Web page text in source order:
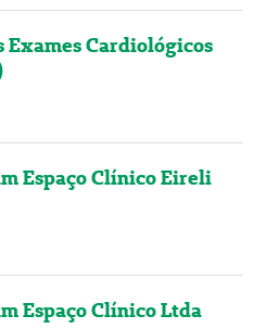
Exames Cardiológicos
Espaço Clínico Eireli
Espaço Clínico Ltda